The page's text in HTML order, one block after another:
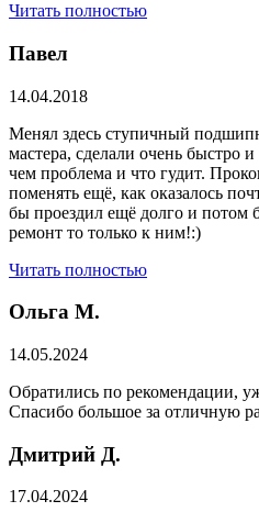
Читать полностью
Павел
14.04.2018
Менял здесь ступичный
мастера, сделали очень быстро
чем проблема и что гудит.
поменять ещё, как оказалось
бы проездил ещё долго и
ремонт то только к ним!:)
Читать полностью
Ольга М.
14.05.2024
Обратились по рекомендации,
Спасибо большое за отличную
Дмитрий Д.
17.04.2024